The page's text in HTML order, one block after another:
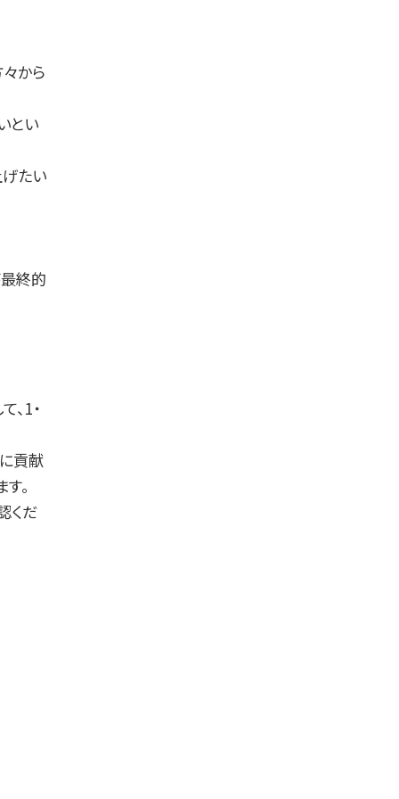
から
とい
たい
終的
、1・
貢献
。
くだ